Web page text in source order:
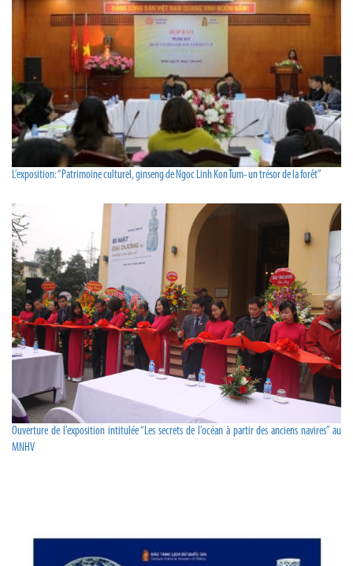
L’exposition: “Patrimoine culturel, ginseng de Ngoc Linh Kon Tum- un trésor de la forêt”
Ouverture de l’exposition intitulée “Les secrets de l’océan à partir des anciens navires” au
MNHV